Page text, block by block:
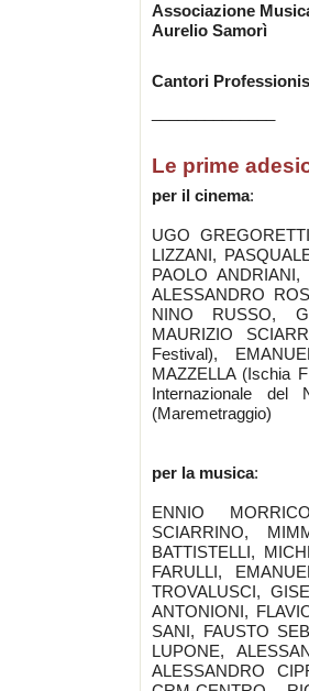
Associazione
Aurelio Samorì
Cantori
Le prime
per il cinema:
UGO
LIZZANI,
PAOLO
ALESSANDRO
NINO RUSSO,
MAURIZIO
Festival),
MAZZELLA (Ischia
Internazionale del
(Maremetraggio)
per la musica:
ENNIO
SCIARRINO,
BATTISTELLI,
FARULLI,
TROVALUSCI,
ANTONIONI,
SANI, FAUSTO
LUPONE,
ALESSANDRO